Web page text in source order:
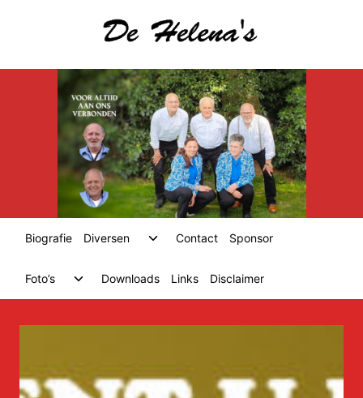
Biografie Diversen
ToggleContact Sponsor
Foto’s
ToggleDownloads Links Disclaimer